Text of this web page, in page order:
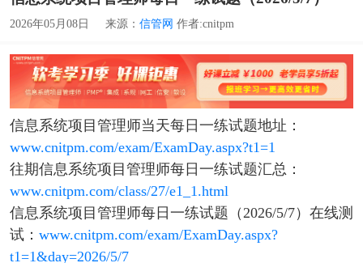
2026年05月08日 来源： 信管网 作者:cnitpm
信息系统项目管理师当天每日一练试题地址：
www.cnitpm.com/exam/ExamDay.aspx?t1=1
往期信息系统项目管理师每日一练试题汇总：
www.cnitpm.com/class/27/e1_1.html
信息系统项目管理师每日一练试题（2026/5/7）在线测
试： www.cnitpm.com/exam/ExamDay.aspx?
t1=1&day=2026/5/7